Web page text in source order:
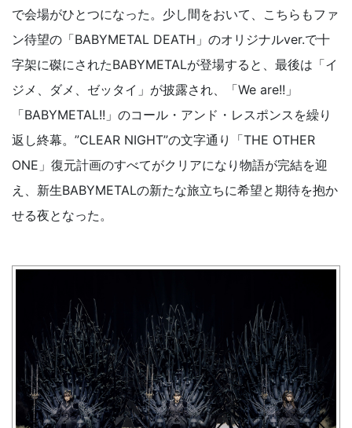
で会場がひとつになった。少し間をおいて、こちらもファ
ン待望の「BABYMETAL DEATH」のオリジナルver.で十
字架に磔にされたBABYMETALが登場すると、最後は「イ
ジメ、ダメ、ゼッタイ」が披露され、「We are!!」
「BABYMETAL!!」のコール・アンド・レスポンスを繰り
返し終幕。”CLEAR NIGHT”の文字通り「THE OTHER
ONE」復元計画のすべてがクリアになり物語が完結を迎
え、新生BABYMETALの新たな旅立ちに希望と期待を抱か
せる夜となった。